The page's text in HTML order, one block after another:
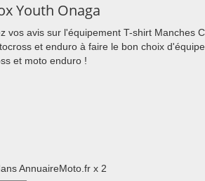
Youth Onaga
vos avis sur l'équipement T-shirt Manches
et enduro à faire le bon choix
et moto enduro !
AnnuaireMoto.fr x 2